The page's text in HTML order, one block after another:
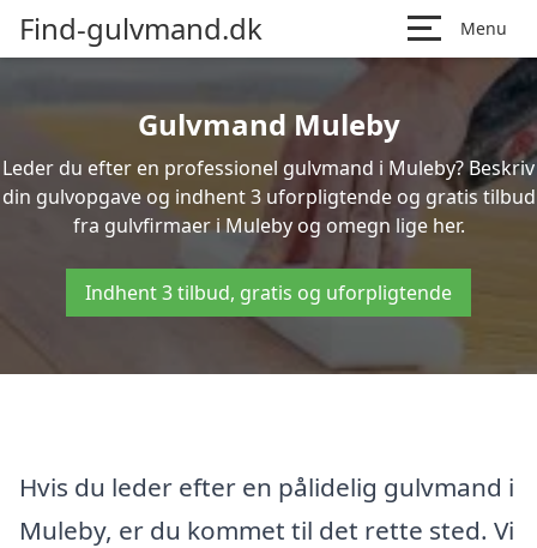
Find-gulvmand.dk Menu
Gulvmand Muleby
Leder du efter en professionel gulvmand i Muleby? Beskriv
din gulvopgave og indhent 3 uforpligtende og gratis tilbud
fra gulvfirmaer i Muleby og omegn lige her.
Indhent 3 tilbud, gratis og uforpligtende
Hvis du leder efter en pålidelig gulvmand i
Muleby, er du kommet til det rette sted. Vi